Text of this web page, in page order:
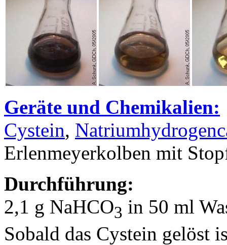
Geräte und Chemikalien:
Cystein,
Erlenmeyerkolben mit
Durchführung:
2,1 g NaHCO3 in 50 ml
Sobald das Cystein gelöst